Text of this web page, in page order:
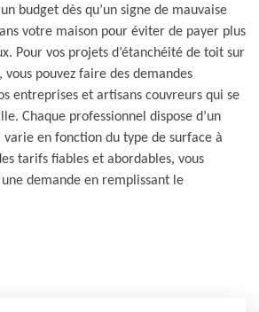
budget dès qu’un signe de mauvaise
votre maison pour éviter de payer plus
Pour vos projets d’étanchéité de toit sur
vous pouvez faire des demandes
entreprises et artisans couvreurs qui se
Chaque professionnel dispose d’un
en fonction du type de surface à
tarifs fiables et abordables, vous
demande en remplissant le